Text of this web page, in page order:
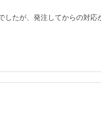
たが、発注してからの対応